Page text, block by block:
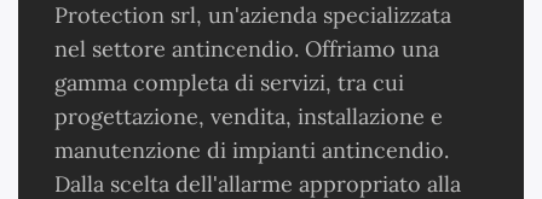
Protection srl, un'azienda specializzata
nel settore antincendio. Offriamo una
gamma completa di servizi, tra cui
progettazione, vendita, installazione e
manutenzione di impianti antincendio.
Dalla scelta dell'allarme appropriato alla